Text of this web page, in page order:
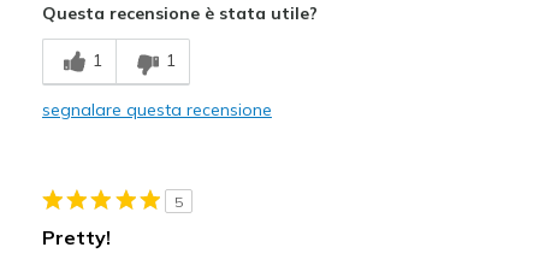
Comfortable
Stylish
View On Shoes
Questa recensione è stata utile?
1 1
segnalare questa recensione
5
Pretty!